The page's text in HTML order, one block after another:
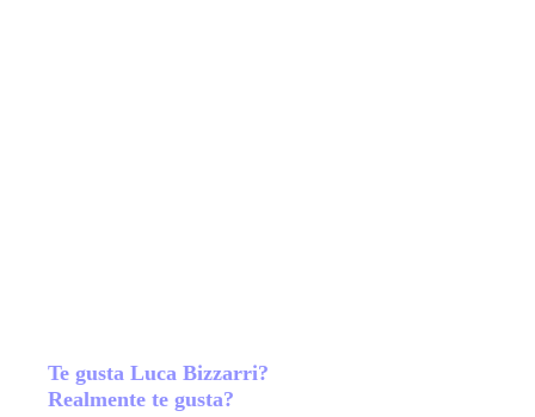
Te gusta Luca Bizzarri?
Realmente te gusta?